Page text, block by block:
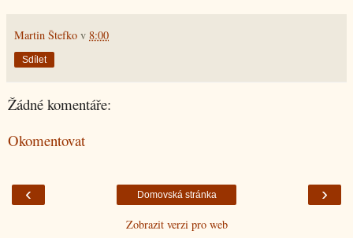
Martin Štefko v 8:00
Sdílet
Žádné komentáře:
Okomentovat
‹ ›
Domovská stránka
Zobrazit verzi pro web